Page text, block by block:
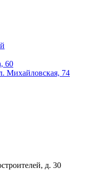
60
Михайловская, 74
д. 30